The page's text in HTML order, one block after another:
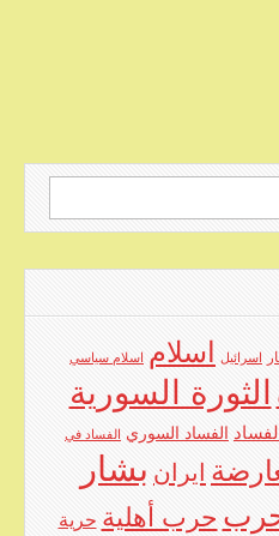
اسرائيل اسلام اسلام سياسي
الثورة السورية
الفساد الفساد السوري الفساد في
ايران بشار
حرب أهلية حرية